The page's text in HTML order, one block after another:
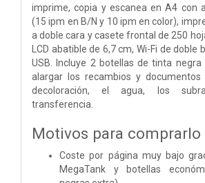
imprime, copia y escanea en A4 con
(15 ipm en B/N y 10 ipm en color),
a doble cara y casete frontal de 250
LCD abatible de 6,7 cm, Wi-Fi de doble
USB. Incluye 2 botellas de tinta negra
alargar los recambios y
decoloración, el agua, los
transferencia.
Motivos para comprarlo
Coste por página muy bajo
MegaTank y botellas